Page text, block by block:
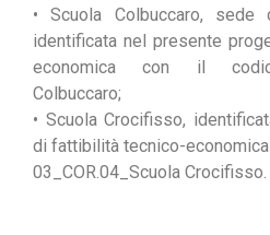
• Scuola Colbuccaro, sede
identificata nel presente
economica con il codice
Colbuccaro;
• Scuola Crocifisso,
di fattibilità tecnico-
03_COR.04_Scuola Crocifisso.